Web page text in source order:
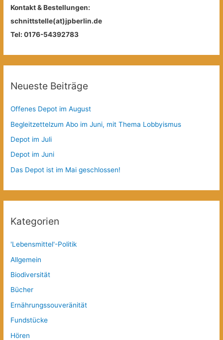
Kontakt & Bestellungen:
schnittstelle(at)jpberlin.de
Tel: 0176-54392783
Neueste Beiträge
Offenes Depot im August
Begleitzettelzum Abo im Juni, mit Thema Lobbyismus
Depot im Juli
Depot im Juni
Das Depot ist im Mai geschlossen!
Kategorien
'Lebensmittel'-Politik
Allgemein
Biodiversität
Bücher
Ernährungssouveränität
Fundstücke
Hören